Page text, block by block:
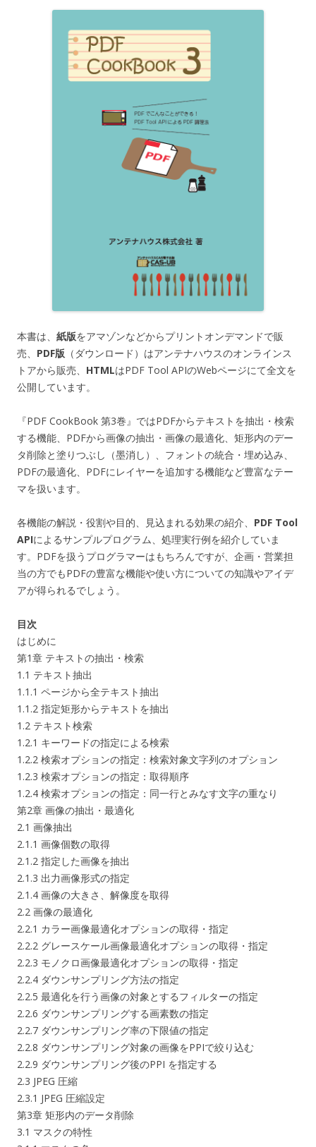
本書は、 紙版をアマゾンなどからプリントオンデマンドで販
売、 PDF版 （ダウンロード）はアンテナハウスのオンラインス
トアから販売、 HTMLはPDF Tool APIのWebページにて全文を
公開しています。
『PDF CookBook 第3巻』ではPDFからテキストを抽出・検索
する機能、PDFから画像の抽出・画像の最適化、矩形内のデー
タ削除と塗りつぶし（墨消し）、フォントの統合・埋め込み、
PDFの最適化、PDFにレイヤーを追加する機能など豊富なテー
マを扱います。
各機能の解説・役割や目的、見込まれる効果の紹介、 PDF Tool
APIによるサンプルプログラム、処理実行例を紹介していま
す。PDFを扱うプログラマーはもちろんですが、企画・営業担
当の方でもPDFの豊富な機能や使い方についての知識やアイデ
アが得られるでしょう。
目次
はじめに
第1章 テキストの抽出・検索
1.1 テキスト抽出
1.1.1 ページから全テキスト抽出
1.1.2 指定矩形からテキストを抽出
1.2 テキスト検索
1.2.1 キーワードの指定による検索
1.2.2 検索オプションの指定：検索対象文字列のオプション
1.2.3 検索オプションの指定：取得順序
1.2.4 検索オプションの指定：同一行とみなす文字の重なり
第2章 画像の抽出・最適化
2.1 画像抽出
2.1.1 画像個数の取得
2.1.2 指定した画像を抽出
2.1.3 出力画像形式の指定
2.1.4 画像の大きさ、解像度を取得
2.2 画像の最適化
2.2.1 カラー画像最適化オプションの取得・指定
2.2.2 グレースケール画像最適化オプションの取得・指定
2.2.3 モノクロ画像最適化オプションの取得・指定
2.2.4 ダウンサンプリング方法の指定
2.2.5 最適化を行う画像の対象とするフィルターの指定
2.2.6 ダウンサンプリングする画素数の指定
2.2.7 ダウンサンプリング率の下限値の指定
2.2.8 ダウンサンプリング対象の画像をPPIで絞り込む
2.2.9 ダウンサンプリング後のPPI を指定する
2.3 JPEG 圧縮
2.3.1 JPEG 圧縮設定
第3章 矩形内のデータ削除
3.1 マスクの特性